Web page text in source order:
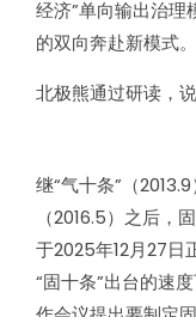
经济”单向输出治理
的双向奔赴新模式。
北极熊通过研读，
继“气十条”（
（2016.5）之后，
于2025年12月27日
“固十条”出台的速